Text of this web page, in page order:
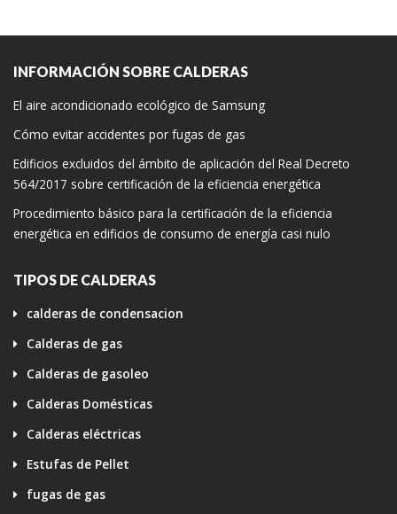
INFORMACIÓN SOBRE CALDERAS
El aire acondicionado ecológico de Samsung
Cómo evitar accidentes por fugas de gas
Edificios excluidos del ámbito de aplicación del Real Decreto
564/2017 sobre certificación de la eficiencia energética
Procedimiento básico para la certificación de la eficiencia
energética en edificios de consumo de energía casi nulo
TIPOS DE CALDERAS
calderas de condensacion
Calderas de gas
Calderas de gasoleo
Calderas Domésticas
Calderas eléctricas
Estufas de Pellet
fugas de gas